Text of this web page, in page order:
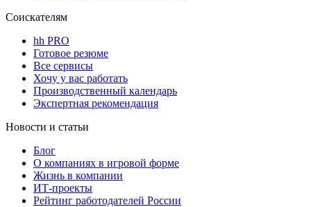
Соискателям
hh PRO
Готовое резюме
Все сервисы
Хочу у вас работать
Производственный календарь
Экспертная рекомендация
Новости и статьи
Блог
О компаниях в игровой форме
Жизнь в компании
ИТ-проекты
Рейтинг работодателей России